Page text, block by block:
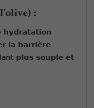
:
hydratation
la barrière
plus souple et